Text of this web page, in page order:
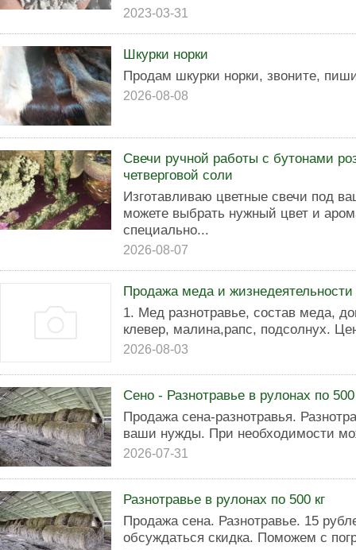
2023-03-31
Шкурки норки
Продам шкурки норки, звоните,
2026-08-08
Свечи ручной работы с бутонами
четверговой соли
Изготавливаю цветные свечи под
можете выбрать нужный цвет и
специально...
2026-08-07
Продажа меда и жизнедеятельности
1. Мед разнотравье, состав меда,
клевер, малина,рапс, подсолнух.
2026-08-03
Сено - Разнотравье в рулонах по 500
Продажа сена-разнотравья.
ваши нужды. При необходимости
2026-07-31
Разнотравье в рулонах по 500 кг
Продажа сена. Разнотравье. 15
обсуждаться скидка. Поможем с